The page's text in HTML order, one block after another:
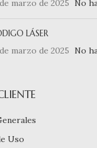
marzo de 2025
No
LÁSER
marzo de 2025
No
Uso